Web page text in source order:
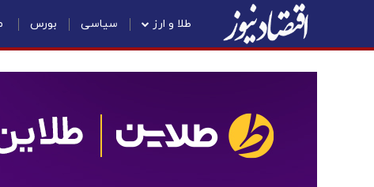
طلا و ارز سیاسی بورس